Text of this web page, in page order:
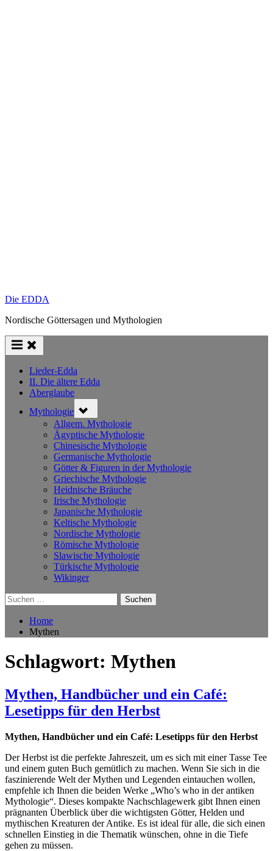
Die EDDA
Nordische Göttersagen und Mythologien
Lieder-Edda
II. Die ältere Edda
Aberglaube
Mythologie sub-
menu
Allgem. Mythologie
Ägyptische Mythologie
Chinesische Mythologie
Germanische Mythologie
Götter & Figuren in der Mythologie
Griechische Mythologie
Heidnische Bräuche
Irische Mythologie
Japanische Mythologie
Keltische Mythologie
Nordische Mythologie
Römische Mythologie
Slawische Mythologie
Türkische Mythologie
Wikinger
Suchen
nach:
Home
Mythen
Schlagwort: Mythen
Mythen, Handbücher und ein Café:
Lesetipps für den Herbst
Mythen, Handbücher und ein Café: Lesetipps für den Herbst
Der Herbst ist die perfekte Jahreszeit, um es sich mit einer Tasse Tee
und einem guten Buch gemütlich zu machen. Wenn Sie sich in die
faszinierende Welt der Mythen und Legenden eintauchen wollen,
empfehle ich Ihnen die beiden Werke „Who’s who in der antiken
Mythologie“. Dieses kompakte Nachschlagewerk gibt Ihnen einen
prägnanten Überblick über die wichtigsten Götter, Helden und
mythischen Kreaturen der Antike. Es ist ideal für alle, die sich einen
schnellen Einstieg in die Thematik wünschen, ohne in die Tiefe
gehen zu müssen.